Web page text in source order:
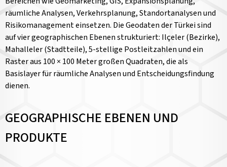
räumliche Analysen, Verkehrsplanung, Standortanalysen und
Risikomanagement einsetzen. Die Geodaten der Türkei sind
auf vier geographischen Ebenen strukturiert: Ilçeler (Bezirke),
Mahalleler (Stadtteile), 5-stellige Postleitzahlen und ein
Raster aus 100 × 100 Meter großen Quadraten, die als
Basislayer für räumliche Analysen und Entscheidungsfindung
dienen.
GEOGRAPHISCHE EBENEN UND
PRODUKTE